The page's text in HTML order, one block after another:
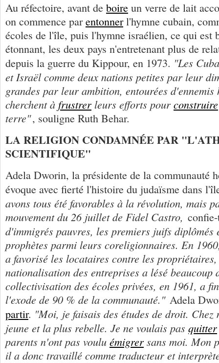
Au réfectoire, avant de boire un verre de lait
on commence parentonnerl'hymne cubain,
écoles de l'île, puis l'hymne israélien, ce qui est
étonnant, les deux pays n'entretenant plus de
depuis la guerre du Kippour, en 1973. "Les
et Israël comme deux nations petites par leur
grandes par leur ambition, entourées
cherchent à frustrer leurs efforts pour construire
terre", souligne Ruth Behar.
LA RELIGION CONDAMNÉE PAR
SCIENTIFIQUE"
Adela Dworin, la présidente de la communauté
évoque avec fierté l'histoire du judaïsme dans
avons tous été favorables à la révolution, mais
mouvement du 26 juillet de Fidel Castro,
d'immigrés pauvres, les premiers juifs diplômés
prophètes parmi leurs coreligionnaires. En
a favorisé les locataires contre les
nationalisation des entreprises a lésé beaucoup
collectivisation des écoles privées, en 1961, a
l'exode de 90 % de la communauté." Adela
partir. "Moi, je faisais des études de droit.
jeune et la plus rebelle. Je ne voulais pas quitter
parents n'ont pas voulu émigrer sans moi. Mon
il a donc travaillé comme traducteur et